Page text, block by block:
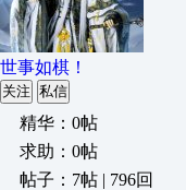
世事如棋！
关注 私信
精华：0帖
求助：0帖
帖子：7帖 | 796回